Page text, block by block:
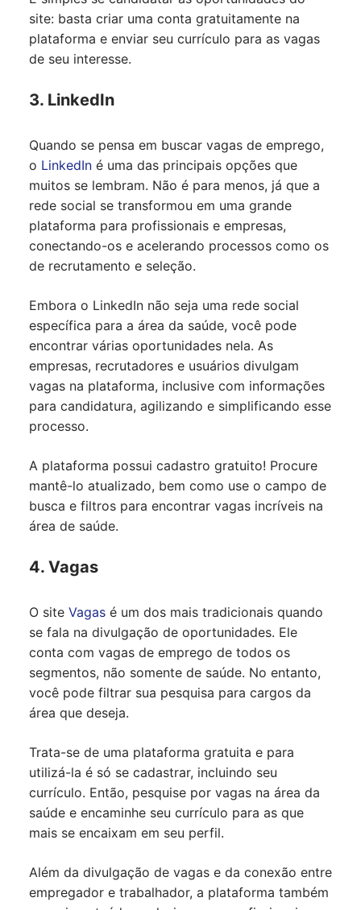
site: basta criar uma conta gratuitamente na
plataforma e enviar seu currículo para as vagas
de seu interesse.
3. LinkedIn
Quando se pensa em buscar vagas de emprego,
o LinkedIn é uma das principais opções que
muitos se lembram. Não é para menos, já que a
rede social se transformou em uma grande
plataforma para profissionais e empresas,
conectando-os e acelerando processos como os
de recrutamento e seleção.
Embora o LinkedIn não seja uma rede social
específica para a área da saúde, você pode
encontrar várias oportunidades nela. As
empresas, recrutadores e usuários divulgam
vagas na plataforma, inclusive com informações
para candidatura, agilizando e simplificando esse
processo.
A plataforma possui cadastro gratuito! Procure
mantê-lo atualizado, bem como use o campo de
busca e filtros para encontrar vagas incríveis na
área de saúde.
4. Vagas
O site Vagas é um dos mais tradicionais quando
se fala na divulgação de oportunidades. Ele
conta com vagas de emprego de todos os
segmentos, não somente de saúde. No entanto,
você pode filtrar sua pesquisa para cargos da
área que deseja.
Trata-se de uma plataforma gratuita e para
utilizá-la é só se cadastrar, incluindo seu
currículo. Então, pesquise por vagas na área da
saúde e encaminhe seu currículo para as que
mais se encaixam em seu perfil.
Além da divulgação de vagas e da conexão entre
empregador e trabalhador, a plataforma também